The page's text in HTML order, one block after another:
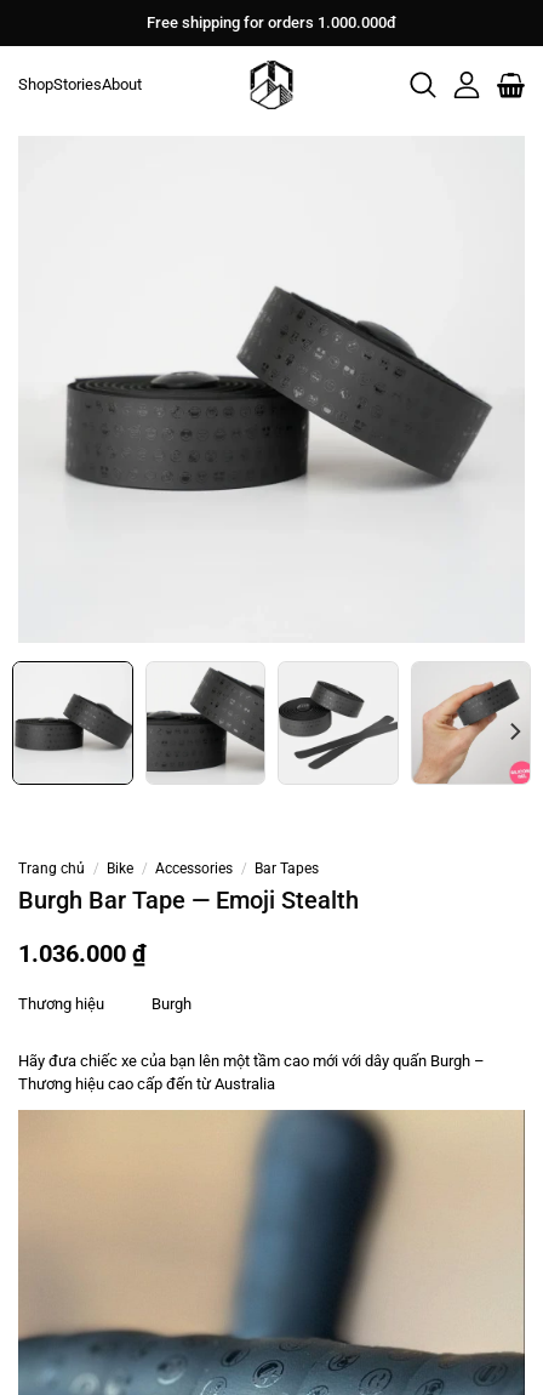
dung
Free shipping for orders 1.000.000đ
ShopStoriesAbout
Trang chủ / Bike / Accessories / Bar Tapes
Burgh Bar Tape — Emoji Stealth
1.036.000 ₫
Thương hiệu Burgh
Hãy đưa chiếc xe của bạn lên một tầm cao mới với dây quấn Burgh –
Thương hiệu cao cấp đến từ Australia